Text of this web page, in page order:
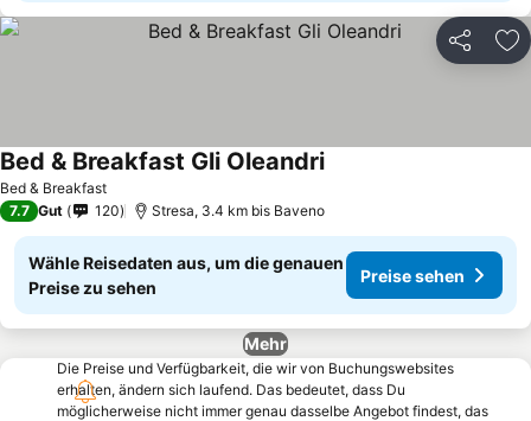
Teilen
Bed & Breakfast
Bed & Breakfast Gli Oleandri
7.7 Gut 120 Stresa, 3.4 km bis Baveno
Wähle Reisedaten aus, um die genauen
Preise zu sehen
Preise sehen
Mehr
Die Preise und Verfügbarkeit, die wir von Buchungswebsites
erhalten, ändern sich laufend. Das bedeutet, dass Du
möglicherweise nicht immer genau dasselbe Angebot findest, das